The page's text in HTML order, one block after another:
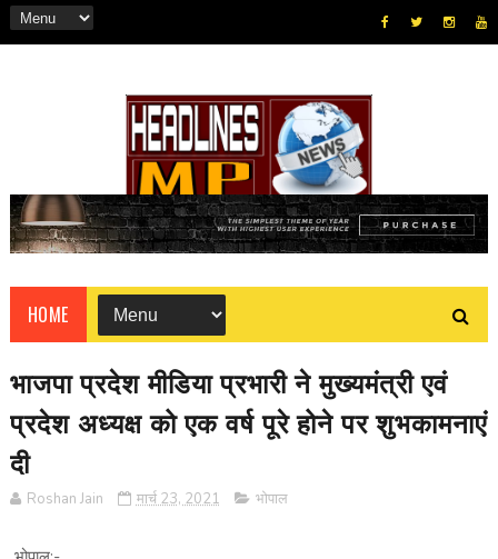
HOME
भाजपा प्रदेश मीडिया प्रभारी ने मुख्यमंत्री एवं
प्रदेश अध्यक्ष को एक वर्ष पूरे होने पर शुभकामनाएं
दी
Roshan Jain मार्च 23, 2021 भोपाल